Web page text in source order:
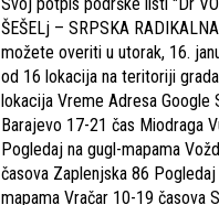
Svoj potpis podrške listi "Dr
ŠEŠELj – SRPSKA
možete overiti u utorak, 16.
od 16 lokacija na teritoriji
lokacija Vreme Adresa
Barajevo 17-21 čas Miodraga
Pogledaj na gugl-mapama
časova Zaplenjska 86 Pogledaj
mapama Vračar 10-19 časova